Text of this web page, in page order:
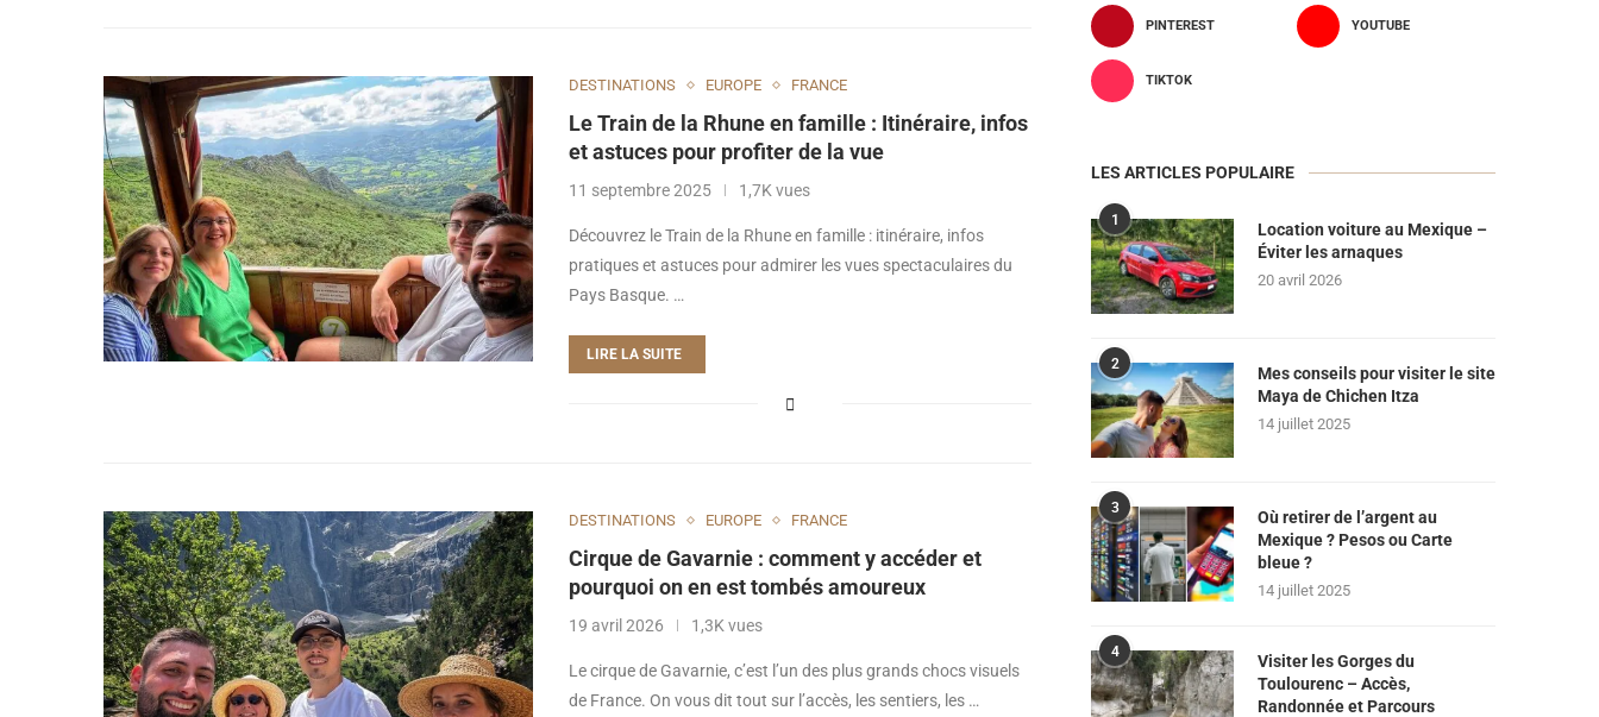
DESTINATIONS EUROPE FRANCE
Le Train de la Rhune en famille : Itinéraire, infos
et astuces pour profiter de la vue
11 septembre 2025 1,7K vues
Découvrez le Train de la Rhune en famille : itinéraire, infos
pratiques et astuces pour admirer les vues spectaculaires du
Pays Basque. …
LIRE LA SUITE
DESTINATIONS EUROPE FRANCE
Cirque de Gavarnie : comment y accéder et
pourquoi on en est tombés amoureux
19 avril 2026 1,3K vues
Le cirque de Gavarnie, c’est l’un des plus grands chocs visuels
de France. On vous dit tout sur l’accès, les sentiers, les …
PINTEREST YOUTUBE
TIKTOK
LES ARTICLES POPULAIRE
1
Location voiture au Mexique –
Éviter les arnaques
20 avril 2026
2
Mes conseils pour visiter le site
Maya de Chichen Itza
14 juillet 2025
3
Où retirer de l’argent au
Mexique ? Pesos ou Carte
bleue ?
14 juillet 2025
4
Visiter les Gorges du
Toulourenc – Accès,
Randonnée et Parcours